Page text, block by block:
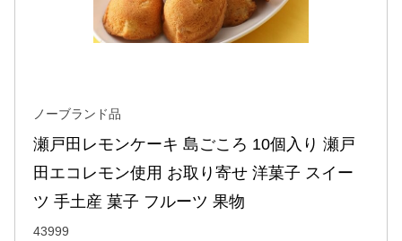
ノーブランド品
瀬戸田レモンケーキ 島ごころ 10個入り 瀬戸
田エコレモン使用 お取り寄せ 洋菓子 スイー
ツ 手土産 菓子 フルーツ 果物
43999